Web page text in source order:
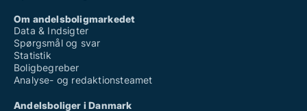
Om andelsboligmarkedet
Data & Indsigter
Spørgsmål og svar
Statistik
Boligbegreber
Analyse- og redaktionsteamet
Andelsboliger i Danmark